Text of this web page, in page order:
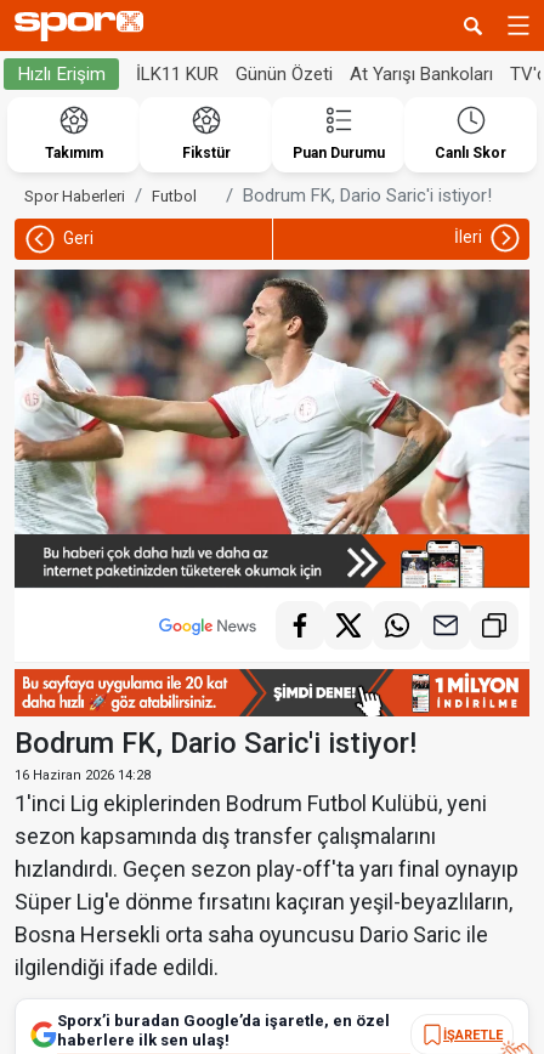
Hızlı Erişim İLK11 KUR Günün Özeti At Yarışı Bankoları
Takımım Fikstür Puan Durumu Canlı Skor
Spor Haberleri Futbol Bodrum FK, Dario Saric'i istiyor!
Geri İleri
Bodrum FK, Dario Saric'i istiyor!
16 Haziran 2026 14:28
1'inci Lig ekiplerinden Bodrum Futbol Kulübü, yeni
sezon kapsamında dış transfer çalışmalarını
hızlandırdı. Geçen sezon play-off'ta yarı final oynayıp
Süper Lig'e dönme fırsatını kaçıran yeşil-beyazlıların,
Bosna Hersekli orta saha oyuncusu Dario Saric ile
ilgilendiği ifade edildi.
Sporx’i buradan Google’da işaretle, en özel
haberlere ilk sen ulaş!
İŞARETLE